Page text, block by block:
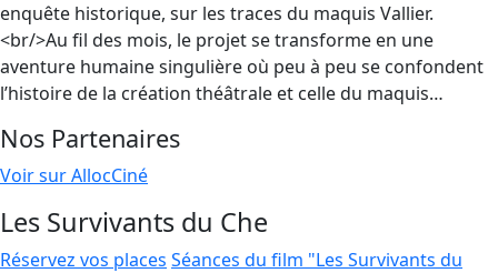
enquête historique, sur les traces du maquis Vallier.
<br/>Au fil des mois, le projet se transforme en une
aventure humaine singulière où peu à peu se confondent
l’histoire de la création théâtrale et celle du maquis…
Nos Partenaires
Voir sur AllocCiné
Les Survivants du Che
Réservez vos places Séances du film "Les Survivants du